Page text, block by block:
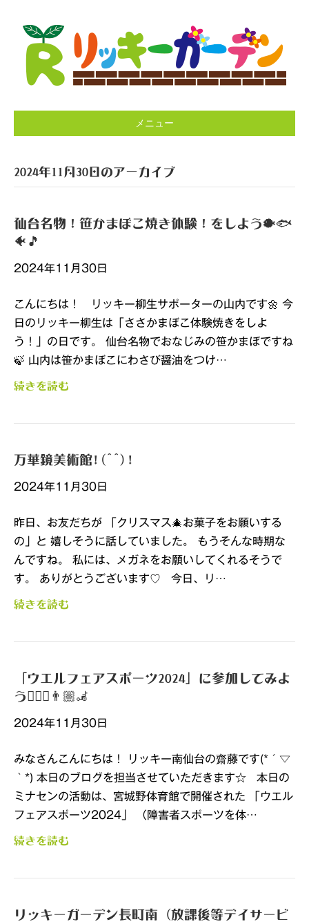
メニュー
2024年11月30日のアーカイブ
仙台名物！笹かまぼこ焼き体験！をしよう🐡🐟
🐠🎵
2024年11月30日
こんにちは！ リッキー柳生サポーターの山内です🌼 今
日のリッキー柳生は「ささかまぼこ体験焼きをしよ
う！」の日です。 仙台名物でおなじみの笹かまぼですね
🍃 山内は笹かまぼこにわさび醤油をつけ…
続きを読む
万華鏡美術館!(^^)!
2024年11月30日
昨日、お友だちが 「クリスマス🎄お菓子をお願いする
の」と 嬉しそうに話していました。 もうそんな時期な
んですね。 私には、メガネをお願いしてくれるそうで
す。 ありがとうございます♡ 今日、リ…
続きを読む
「ウエルフェアスポーツ2024」に参加してみよ
う🏃🏼‍♂️👨🏼‍🦼
2024年11月30日
みなさんこんにちは！ リッキー南仙台の齋藤です(*´▽
｀*) 本日のブログを担当させていただきます☆ 本日の
ミナセンの活動は、宮城野体育館で開催された 「ウエル
フェアスポーツ2024」 （障害者スポーツを体…
続きを読む
リッキーガーデン長町南（放課後等デイサービ